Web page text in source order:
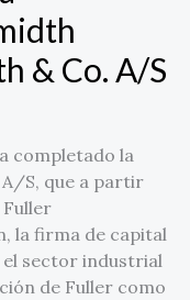
& Co. A/S
completado la
S, que a partir
la firma de capital
sector industrial
de Fuller como